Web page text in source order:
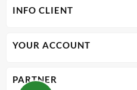
INFO CLIENT
YOUR ACCOUNT
PARTNER